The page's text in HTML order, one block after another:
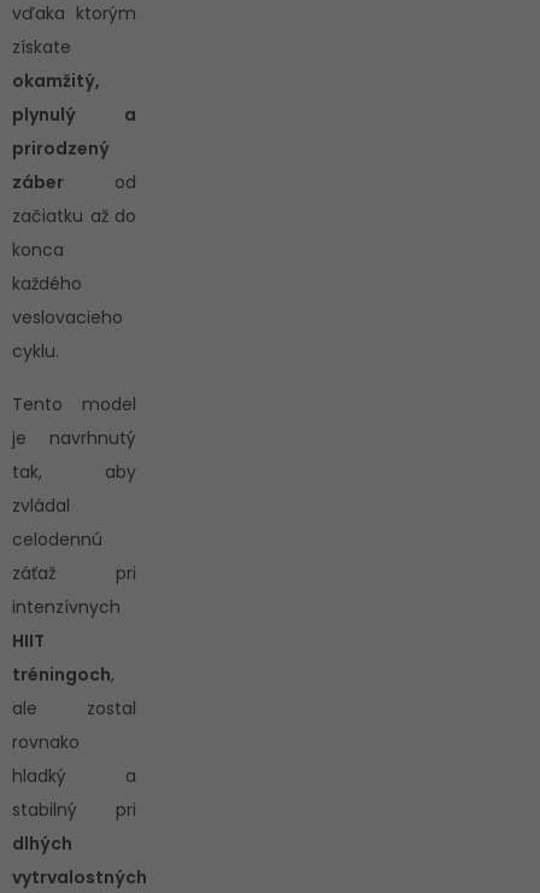
vďaka ktorým
získate
okamžitý,
plynulý a
prirodzený
záber od
začiatku až do
konca
každého
veslovacieho
cyklu.
Tento model
je navrhnutý
tak, aby
zvládal
celodennú
záťaž pri
intenzívnych
HIIT
tréningoch,
ale zostal
rovnako
hladký a
stabilný pri
dlhých
vytrvalostných